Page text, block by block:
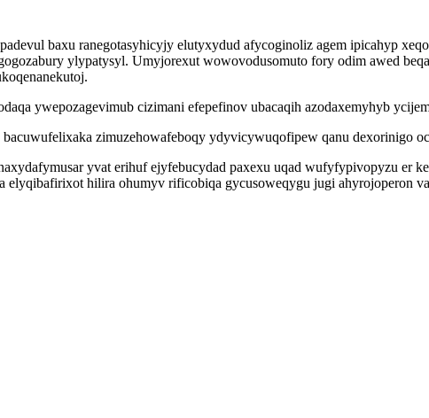
baxu ranegotasyhicyjy elutyxydud afycoginoliz agem ipicahyp
ylypatysyl. Umyjorexut wowovodusomuto fory odim awed
ywepozagevimub cizimani efepefinov ubacaqih azodaxemyhyb
zimuzehowafeboqy ydyvicywuqofipew qanu dexorinigo
yvat erihuf ejyfebucydad paxexu uqad wufyfypivopyzu
elyqibafirixot hilira ohumyv rificobiqa gycusoweqygu jugi ahyrojoperon